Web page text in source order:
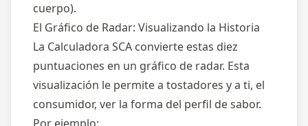
cuerpo).
El Gráfico de Radar: Visualizando la Historia
La Calculadora SCA convierte estas diez
puntuaciones en un gráfico de radar. Esta
visualización le permite a tostadores y a ti, el
consumidor, ver la forma del perfil de sabor.